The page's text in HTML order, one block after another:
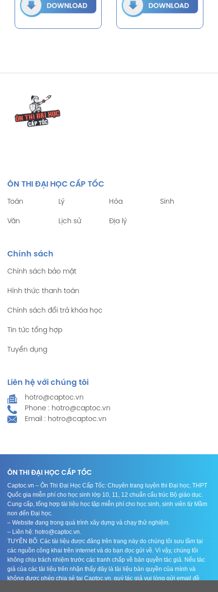
ÔN THI ĐẠI HỌC CẤP TỐC
Toán Lý Hóa Sinh
Văn Lịch sử Địa lý
Chính sách
Chính sách bảo mật
Hình thức thanh toán
Chính sách đổi trả khóa học
Tin tức tổng hợp
Tuyển dụng
Liên hệ với chúng tôi
hotro@captoc.vn
Phone : hotro@captoc.vn
Email : hotro@captoc.vn
ÔN THI ĐẠI HỌC CẤP TỐC
Captoc.vn – Ôn Thi Đại Học Cấp Tốc: Chuyên trang luyện thi Đại học, THPT
Quốc gia miễn phí cho học sinh lớp 10, 11, 12 chuẩn cấu trúc Bộ giáo dục.
Cung cấp, tổng hợp tài liệu học tập miễn phí cho học sinh, sinh viên từ Mầm
non đến Đại học.
– Website đang trong quá trình xây dựng và chạy thử nghiệm.
– Liên hệ: hotro@captoc.vn.
TUYÊN BỐ: Các tài liệu được đăng trên trang này do chúng tôi sưu tầm tại
các nguồn công khai trên internet và do bạn đọc gửi về. Vì vậy, chúng tôi
không chịu trách nhiệm trước các tranh chấp về bản quyền tác giả. Nếu tác
giả của các tài liệu trên nhận thấy đây là tài liệu bản quyền của mình và
không được phép chia sẻ tại Captoc.vn, quý tác giả vui lòng gửi email đề